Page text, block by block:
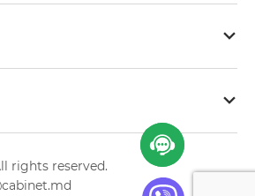
rights reserved.